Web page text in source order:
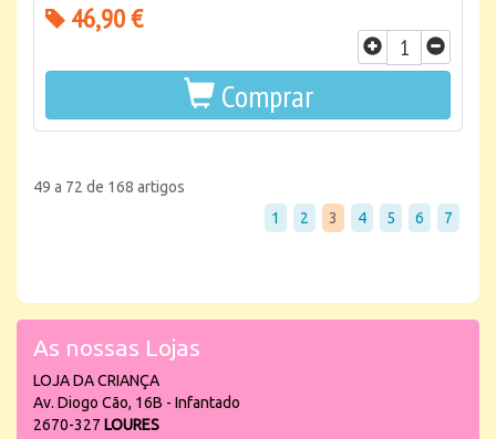
46,90 €
Comprar
49 a 72 de 168 artigos
1
2 3 4 5 6 7
As nossas Lojas
LOJA DA CRIANÇA
Av. Diogo Cão, 16B - Infantado
2670-327 LOURES